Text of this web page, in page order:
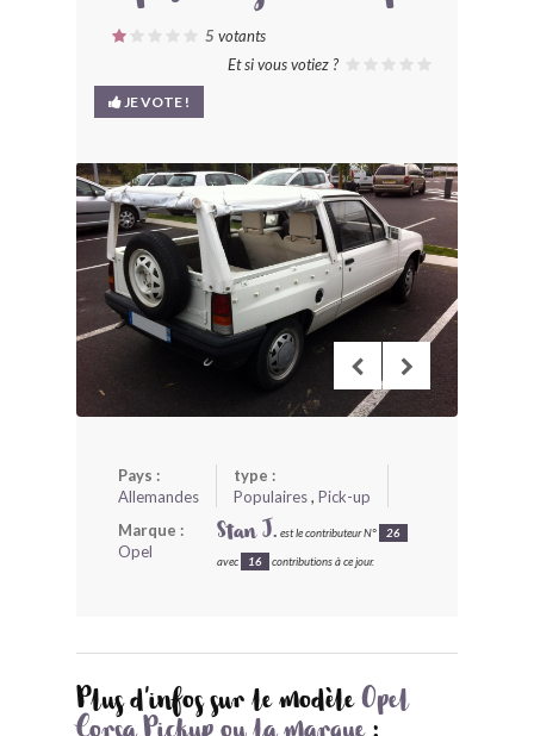
LES CONTRIBUTEURS
LE BLOG
BONJOURLAVIEILLE ?
MODÈLES ET MARQUES
COMMENT FONCTIONNE BLV ?
5 votants
Et si vous votiez ?
JE VOTE !
Pays :
Allemandes
type :
Populaires, Pick-up
Marque :
Opel
Stan J. est le contributeur N° 26
avec 16 contributions à ce jour.
Plus d'infos sur le modèle Opel